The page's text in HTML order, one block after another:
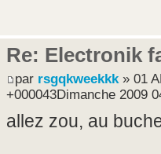
Re: Electronik
par rsgqkweekkk » 01
+000043Dimanche 2009
allez zou, au